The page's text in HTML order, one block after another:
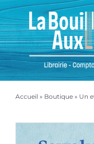
Passer
au
contenu
Accueil » Boutique» Un